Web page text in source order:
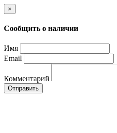
×
Сообщить о наличии
Имя
Email
Комментарий
Отправить